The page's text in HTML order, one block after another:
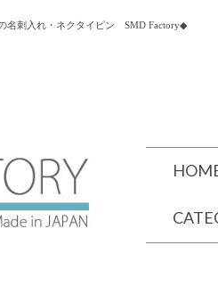
名刺入れ・ネクタイピン SMD Factory◆